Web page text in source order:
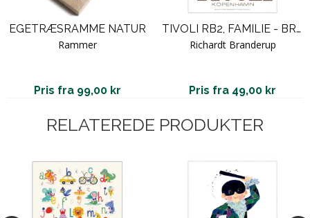
EGETRÆSRAMME NATUR
Rammer
Pris fra 99,00 kr
TIVOLI RB2, FAMILIE - BRANDERUP
Richardt Branderup
Pris fra 49,00 kr
RELATEREDE PRODUKTER